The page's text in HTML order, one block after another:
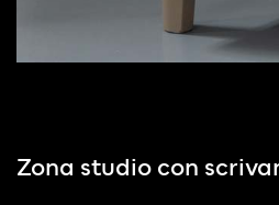
Zona studio con